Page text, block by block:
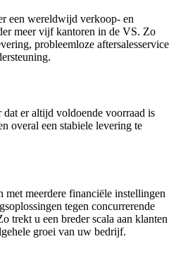
een wereldwijd verkoop- en
meer vijf kantoren in de VS. Zo
probleemloze aftersalesservice
er altijd voldoende voorraad is
overal een stabiele levering te
meerdere financiële instellingen
tegen concurrerende
trekt u een breder scala aan klanten
groei van uw bedrijf.